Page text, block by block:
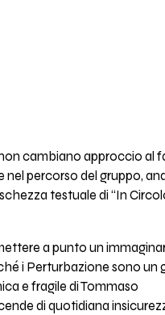
cambiano approccio al
nel percorso del gruppo,
testuale di “In
a punto un
i Perturbazione sono un
e fragile di Tommaso
di quotidiana